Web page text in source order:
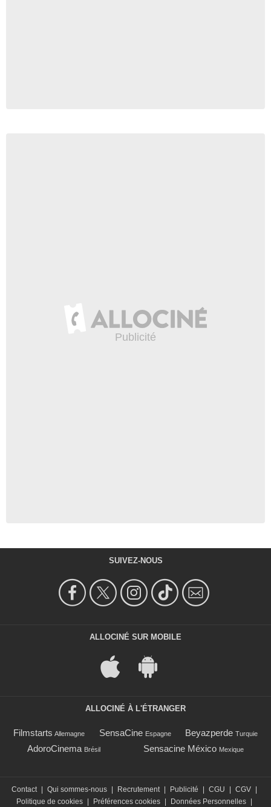
SUIVEZ-NOUS
ALLOCINÉ SUR MOBILE
ALLOCINÉ À L'ÉTRANGER
Filmstarts Allemagne SensaCine Espagne Beyazperde Turquie
AdoroCinema Brésil Sensacine México Mexique
Contact Qui sommes-nous Recrutement Publicité CGU CGV
Politique de cookies
Préférences cookies Données Personnelles